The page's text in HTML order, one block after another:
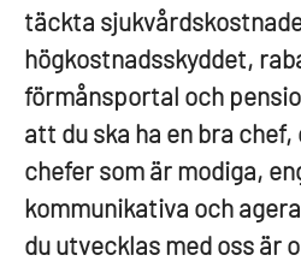
täckta
högkostnadsskyddet,
förmånsportal och
att du ska ha en bra
chefer som är modiga,
kommunikativa och
du utvecklas med oss är